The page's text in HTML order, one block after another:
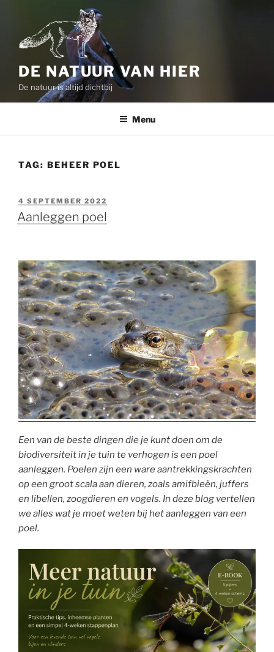
inhoud
DE NATUUR VAN HIER
De natuur is altijd dichtbij
Menu
TAG: BEHEER POEL
GEPLAATST
OP
4 SEPTEMBER 2022
Aanleggen poel
Een van de beste dingen die je kunt doen om de
biodiversiteit in je tuin te verhogen is een poel
aanleggen. Poelen zijn een ware aantrekkingskrachten
op een groot scala aan dieren, zoals amifbieën, juffers
en libellen, zoogdieren en vogels. In deze blog vertellen
we alles wat je moet weten bij het aanleggen van een
poel.